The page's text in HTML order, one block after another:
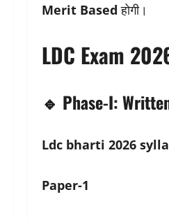
Merit Based होगी।
LDC Exam
🔹 Phase-I:
Ldc bharti 2026
Paper-1